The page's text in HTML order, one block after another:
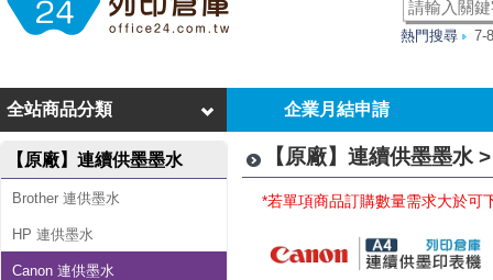
n
n
連
供
墨
水
熱門搜尋 7-
企業月結申請
全站商品分類
【原廠】連續供墨墨水
Brother 連供墨水
HP 連供墨水
Canon 連供墨水
【原廠】連續供墨墨水
*若單項商品訂購數量需求大於可